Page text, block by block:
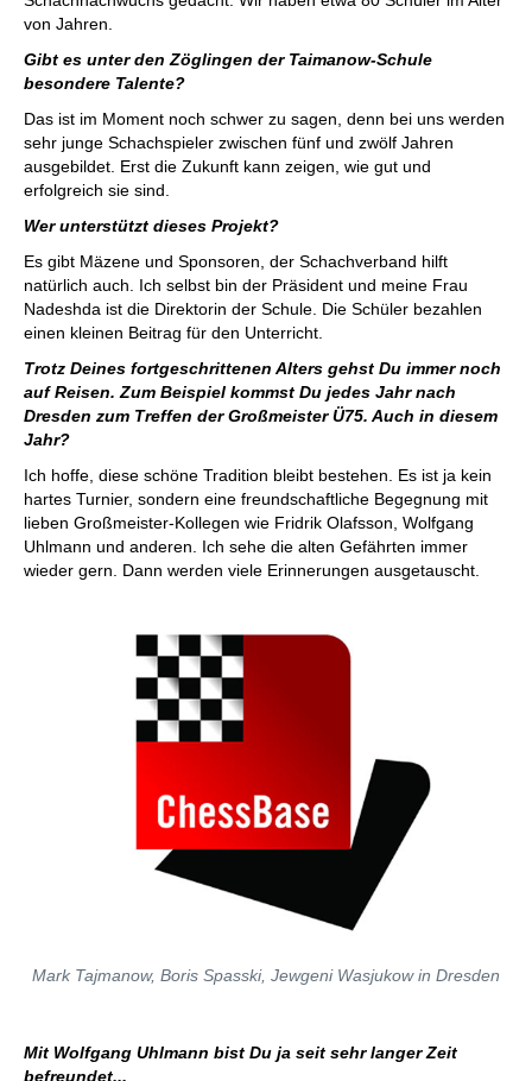
von Jahren.
Gibt es unter den Zöglingen der Taimanow-Schule
besondere Talente?
Das ist im Moment noch schwer zu sagen, denn bei uns werden
sehr junge Schachspieler zwischen fünf und zwölf Jahren
ausgebildet. Erst die Zukunft kann zeigen, wie gut und
erfolgreich sie sind.
Wer unterstützt dieses Projekt?
Es gibt Mäzene und Sponsoren, der Schachverband hilft
natürlich auch. Ich selbst bin der Präsident und meine Frau
Nadeshda ist die Direktorin der Schule. Die Schüler bezahlen
einen kleinen Beitrag für den Unterricht.
Trotz Deines fortgeschrittenen Alters gehst Du immer noch
auf Reisen. Zum Beispiel kommst Du jedes Jahr nach
Dresden zum Treffen der Großmeister Ü75. Auch in diesem
Jahr?
Ich hoffe, diese schöne Tradition bleibt bestehen. Es ist ja kein
hartes Turnier, sondern eine freundschaftliche Begegnung mit
lieben Großmeister-Kollegen wie Fridrik Olafsson, Wolfgang
Uhlmann und anderen. Ich sehe die alten Gefährten immer
wieder gern. Dann werden viele Erinnerungen ausgetauscht.
Mark Tajmanow, Boris Spasski, Jewgeni Wasjukow in Dresden
Mit Wolfgang Uhlmann bist Du ja seit sehr langer Zeit
befreundet...